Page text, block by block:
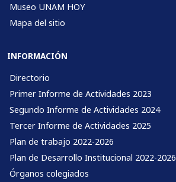
Museo UNAM HOY
Mapa del sitio
INFORMACIÓN
Directorio
Primer Informe de Actividades 2023
Segundo Informe de Actividades 2024
Tercer Informe de Actividades 2025
Plan de trabajo 2022-2026
Plan de Desarrollo Institucional 2022-2026
Órganos colegiados